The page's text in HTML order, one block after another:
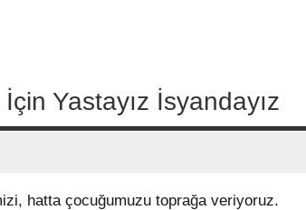
Yastayız İsyandayız
hatta çocuğumuzu toprağa veriyoruz.